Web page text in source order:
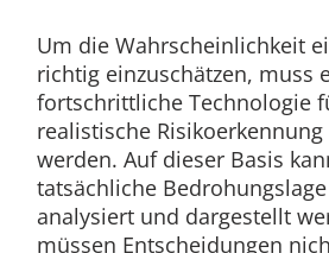
Um die Wahrscheinlichkeit
richtig einzuschätzen, muss
fortschrittliche Technologie
realistische Risikoerkennung
werden. Auf dieser Basis
tatsächliche
analysiert und dargestellt
müssen Entscheidungen